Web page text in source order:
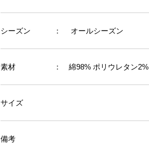
シーズン ： オールシーズン
素材 ： 綿98% ポリウレタン2%
サイズ
備考